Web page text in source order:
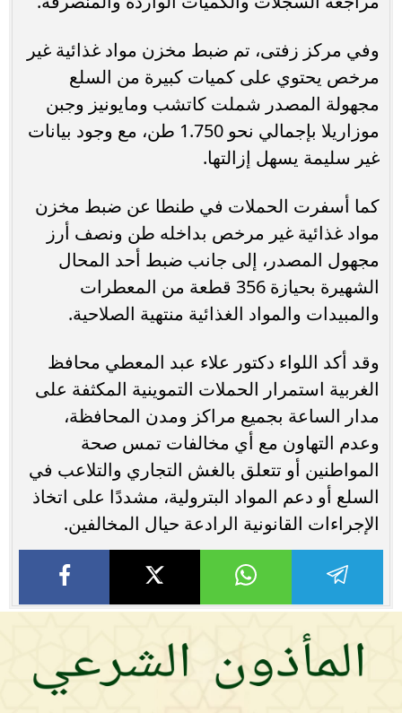
وفي مركز زفتى، تم ضبط مخزن مواد غذائية غير
مرخص يحتوي على كميات كبيرة من السلع
مجهولة المصدر شملت كاتشب ومايونيز وجبن
موزاريلا بإجمالي نحو 1.750 طن، مع وجود بيانات
غير سليمة يسهل إزالتها.
كما أسفرت الحملات في طنطا عن ضبط مخزن
مواد غذائية غير مرخص بداخله طن ونصف أرز
مجهول المصدر، إلى جانب ضبط أحد المحال
الشهيرة بحيازة 356 قطعة من المعطرات
والمبيدات والمواد الغذائية منتهية الصلاحية.
وقد أكد اللواء دكتور علاء عبد المعطي محافظ
الغربية استمرار الحملات التموينية المكثفة على
مدار الساعة بجميع مراكز ومدن المحافظة،
وعدم التهاون مع أي مخالفات تمس صحة
المواطنين أو تتعلق بالغش التجاري والتلاعب في
السلع أو دعم المواد البترولية، مشددًا على اتخاذ
الإجراءات القانونية الرادعة حيال المخالفين.